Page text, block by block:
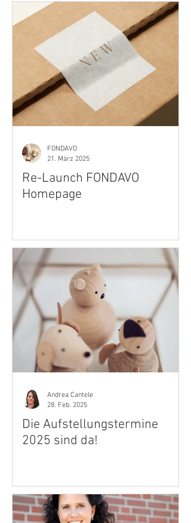
Re-Launch FONDAVO
Homepage
FONDAVO
21. März 2025
Die Aufstellungstermine
2025 sind da!
Andrea Cantele
28. Feb. 2025